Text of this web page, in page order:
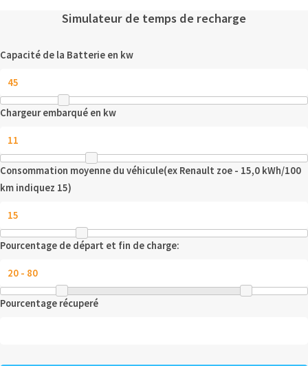
Simulateur de temps de recharge
Capacité de la Batterie en kw
Chargeur embarqué en kw
Consommation moyenne du véhicule(ex Renault zoe - 15,0 kWh/100
km indiquez 15)
Pourcentage de départ et fin de charge:
Pourcentage récuperé